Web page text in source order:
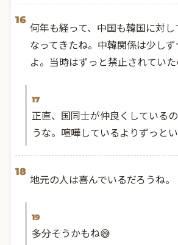
16
何年も経って、中国も韓国に対し
なってきたね。中韓関係は少し
よ。当時はずっと禁止されていた
17
正直、国同士が仲良くしている
うな。喧嘩しているよりずっとい
18
地元の人は喜んでいるだろうね。
19
多分そうかもね😅